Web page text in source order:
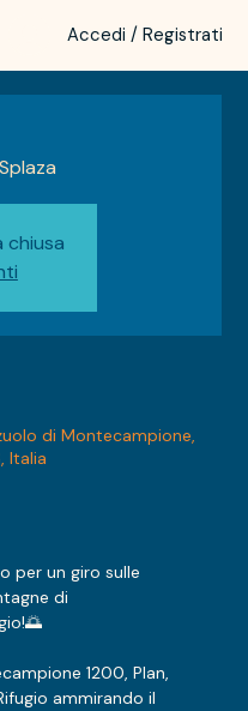
Accedi / Registrati
chiusa
di Montecampione,
Italia
per un giro sulle
di
1200, Plan,
ammirando il